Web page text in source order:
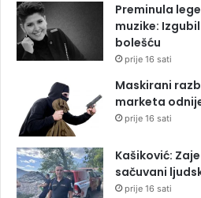
Preminula
muzike:
bolešću
prije 16 sati
Maskirani
marketa
prije 16 sati
Kašiković:
sačuvani
prije 16 sati